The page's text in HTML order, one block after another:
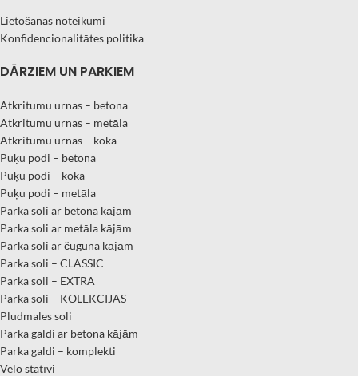
Lietošanas noteikumi
Konfidencionalitātes politika
DĀRZIEM UN PARKIEM
Atkritumu urnas – betona
Atkritumu urnas – metāla
Atkritumu urnas – koka
Puķu podi – betona
Puķu podi – koka
Puķu podi – metāla
Parka soli ar betona kājām
Parka soli ar metāla kājām
Parka soli ar čuguna kājām
Parka soli – CLASSIC
Parka soli – EXTRA
Parka soli – KOLEKCIJAS
Pludmales soli
Parka galdi ar betona kājām
Parka galdi – komplekti
Velo statīvi